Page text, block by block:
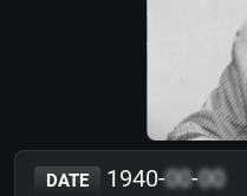
DATE 1940-00-00